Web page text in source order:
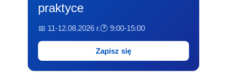
praktyce
📅 11-12.08.2026 r.🕐 9:00-15:00
Zapisz się